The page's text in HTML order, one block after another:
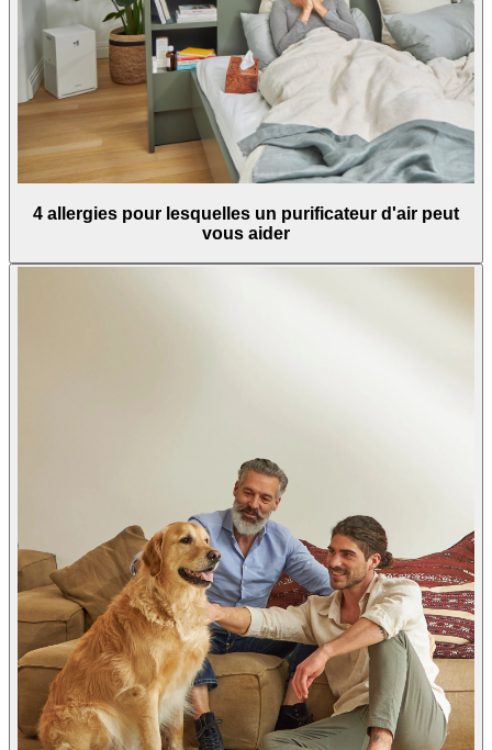
4 allergies pour lesquelles un purificateur d'air peut
vous aider